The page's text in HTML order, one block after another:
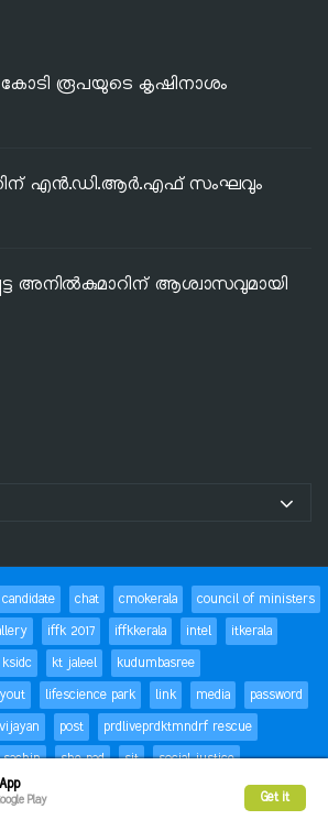
Play Get it
കോടി രൂപയുടെ കൃഷിനാശം
എൻ.ഡി.ആർ.എഫ് സംഘവും
അനിൽകുമാറിന് ആശ്വാസവുമായി
candidate chat cmokerala
council of ministers
iffk 2017 iffkkerala intel
itkerala
ksidc kt jaleel
kudumbasree
lifescience park link media
password
post
prdliveprdktmndrf rescue
sachin she pad sit
social justice
Success
trackbacks